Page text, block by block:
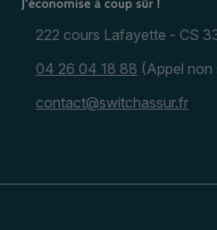
222 cours Lafayette - CS
04 26 04 18 88 (Appel non
contact@switchassur.fr